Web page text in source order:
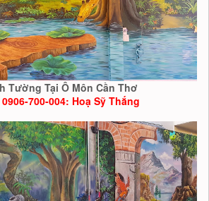
Tường Tại Ô Môn Cần Thơ
700-004: Hoạ Sỹ Thắng